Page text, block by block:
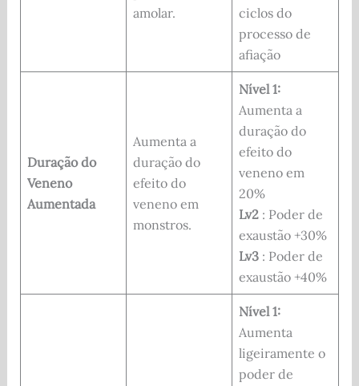
amolar.
ciclos do
processo de
afiação
Duração do
Veneno
Aumentada
Aumenta a
duração do
efeito do
veneno em
monstros.
Nível 1:
Aumenta a
duração do
efeito do
veneno em
20%
Lv2: Poder de
exaustão +30%
Lv3: Poder de
exaustão +40%
Nível 1:
Aumenta
ligeiramente o
poder de